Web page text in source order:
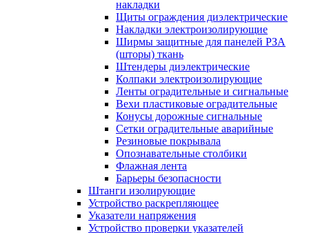
накладки
Щиты ограждения диэлектрические
Накладки электроизолирующие
Ширмы защитные для панелей РЗА
(шторы) ткань
Штендеры диэлектрические
Колпаки электроизолирующие
Ленты оградительные и сигнальные
Вехи пластиковые оградительные
Конусы дорожные сигнальные
Сетки оградительные аварийные
Резиновые покрывала
Опознавательные столбики
Флажная лента
Барьеры безопасности
Штанги изолирующие
Устройство раскрепляющее
Указатели напряжения
Устройство проверки указателей